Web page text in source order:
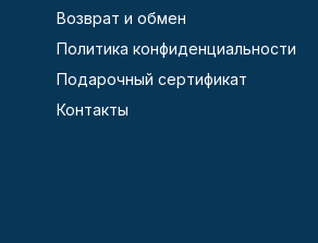
Возврат и обмен
Политика конфиденциальности
Подарочный сертификат
Контакты